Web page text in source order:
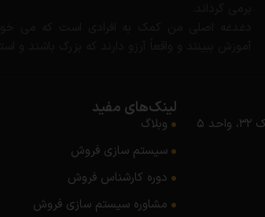
۵
لینک‌های مفید
وبلاگ
سیستم سازی فروش
دوره کارشناس فروش
مشاوره سیستم‌ سازی فروش